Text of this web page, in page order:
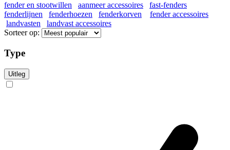
fender en stootwillen aanmeer accessoires
fast-fenders
fenderlijnen
fenderhoezen fenderkorven
fender accessoires
landvasten
landvast accessoires
Sorteer op:
Type
Uitleg